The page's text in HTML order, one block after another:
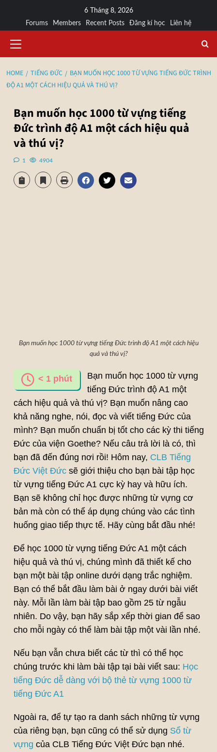
6 Tháng 8, 2026
Forums
Members Recent Posts Đăng kí học Liên hệ
HOME TIẾNG ĐỨC
BẠN MUỐN HỌC 1000 TỪ VỰNG TIẾNG ĐỨC TRÌNH
ĐỘ A1 MỘT CÁCH HIỆU QUẢ VÀ THÚ VỊ?
Bạn muốn học 1000 từ vựng tiếng
Đức trình độ A1 một cách hiệu quả
và thú vị?
1 4904
Bạn muốn học 1000 từ vựng tiếng Đức trình độ A1 một cách hiệu
quả và thú vị?
< 1 phút
Bạn muốn học 1000 từ vựng
tiếng Đức trình độ A1 một
cách hiệu quả và thú vị? Bạn muốn nâng cao
khả năng nghe, nói, đọc và viết tiếng Đức của
mình? Bạn muốn chuẩn bị tốt cho các kỳ thi tiếng
Đức của viện Goethe? Nếu câu trả lời là có, thì
bạn đã đến đúng nơi rồi! Hôm nay, CLB Tiếng
Đức Việt Đứcsẽ giới thiệu cho bạn bài tập học
từ vựng tiếng Đức A1 cực kỳ hay và hữu ích.
Bạn sẽ không chỉ học được những từ vựng cơ
bản mà còn có thể áp dụng chúng vào các tình
huống giao tiếp thực tế. Hãy cùng bắt đầu nhé!
Để học 1000 từ vựng tiếng Đức A1 một cách
hiệu quả và thú vị, chúng mình đã thiết kế cho
bạn một bài tập online dưới dạng trắc nghiệm.
Bạn có thể bắt đầu làm bài ở ngay dưới bài viết
này. Mỗi lần làm bài tập bao gồm 25 từ ngẫu
nhiên. Do vậy, bạn hãy sắp xếp thời gian để sao
cho mỗi ngày có thể làm bài tập một vài lần nhé.
Nếu bạn vẫn chưa biết các từ thì có thể học
chúng trước khi làm bài tập tại bài viết sau: Học
tiếng Đức dễ dàng với bộ thẻ từ vựng 1000 từ
tiếng Đức A1
Ngoài ra, để tự tạo ra danh sách những từ vựng
của riêng bạn, bạn cũng có thể sử dụng Sổ từ
vựng của CLB Tiếng Đức Việt Đức bạn nhé.